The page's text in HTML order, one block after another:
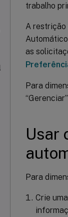
trabalho
A restrição
as
Para
Usar
Para
Crie